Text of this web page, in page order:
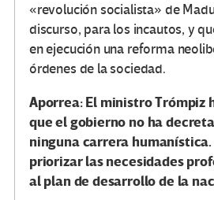
«revolución socialista» de
discurso, para los incautos, y
en ejecución una reforma
órdenes de la sociedad.
Aporrea: El ministro Trómpiz
que el gobierno no ha
ninguna carrera humanística.
priorizar las necesidades
al plan de desarrollo de la